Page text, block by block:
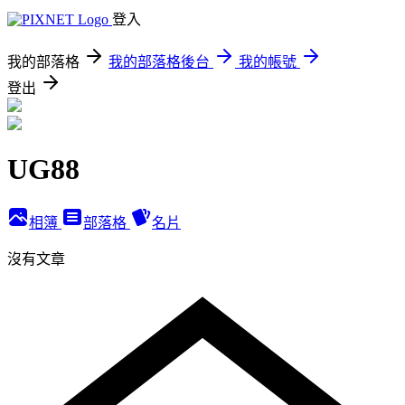
登入
我的部落格 我的部落格後台
我的帳號
登出
UG88
相簿 部落格 名片
沒有文章